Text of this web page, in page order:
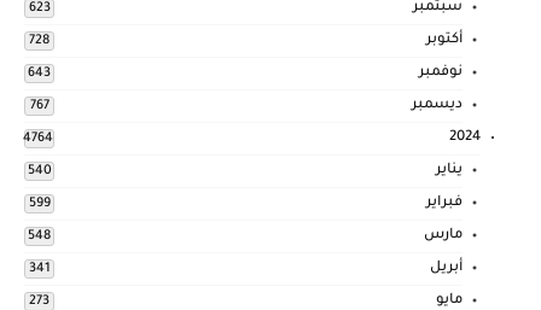
سبتمبر 623
أكتوبر 728
نوفمبر 643
ديسمبر 767
2024
4764
يناير 540
فبراير 599
مارس 548
أبريل 341
مايو 273